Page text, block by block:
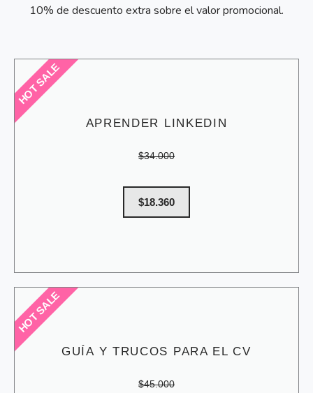
10% de descuento extra sobre el valor promocional.
APRENDER LINKEDIN
$34.000
$18.360
HOT SALE
GUÍA Y TRUCOS PARA EL CV
$45.000
HOT SALE